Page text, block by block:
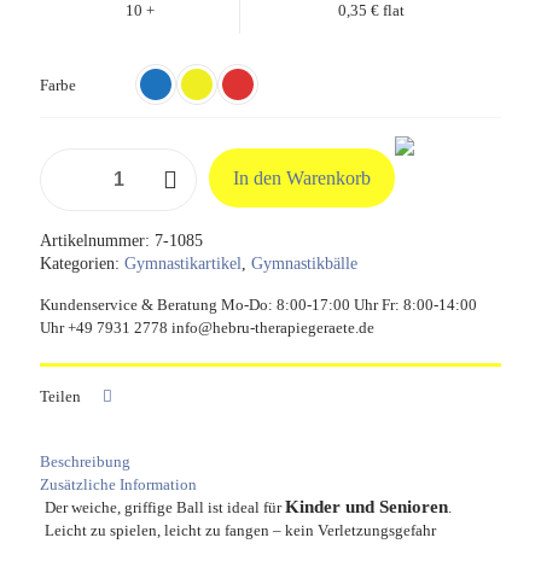
10 + 0,35 €flat
Farbe
Menge
In den Warenkorb
Artikelnummer: 7-1085
Kategorien: Gymnastikartikel, Gymnastikbälle
Kundenservice & Beratung Mo-Do: 8:00-17:00 Uhr Fr: 8:00-14:00
Uhr +49 7931 2778 info@hebru-therapiegeraete.de
Teilen
Beschreibung
Zusätzliche Information
Der weiche, griffige Ball ist ideal fürKinder und Senioren.
Leicht zu spielen, leicht zu fangen – kein Verletzungsgefahr